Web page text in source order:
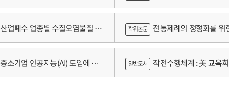
산업폐수 업종별 수질오염물질 배
고도화 연구
중소기업 인공지능(AI) 도입에 따
람
학위논문 전통제례의 정형화를 위
가제를 중심으로
일반도서 작전수행체계 : 美 교육